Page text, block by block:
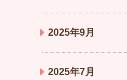
2025年9月
2025年7月